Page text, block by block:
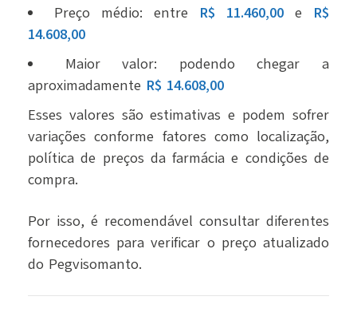
Preço médio: entre R$ 11.460,00 e R$
14.608,00
Maior valor: podendo chegar a
aproximadamente R$ 14.608,00
Esses valores são estimativas e podem sofrer
variações conforme fatores como localização,
política de preços da farmácia e condições de
compra.
Por isso, é recomendável consultar diferentes
fornecedores para verificar o preço atualizado
do Pegvisomanto.